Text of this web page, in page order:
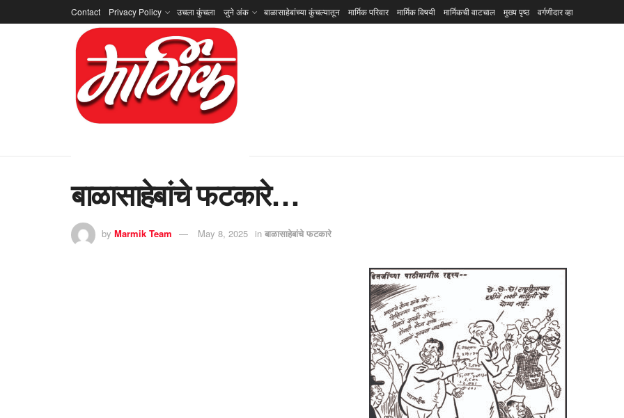
Contact Privacy Policy उचला कुंचला जुने अंक बाळासाहेबांच्या कुंचल्यातून मार्मिक परिवार मार्मिक विषयी मार्मिकची वाटचाल मुख्य पृष्ठ वर्गणीदार व्हा
बाळासाहेबांचे फटकारे…
by Marmik Team May 8, 2025 in बाळासाहेबांचे फटकारे